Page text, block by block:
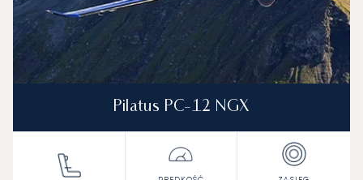
Pilatus PC-12 NGX